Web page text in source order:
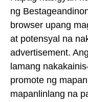
ng
browser upang
at potensyal na
advertisement.
lamang
promote ng
mapanlinlang na